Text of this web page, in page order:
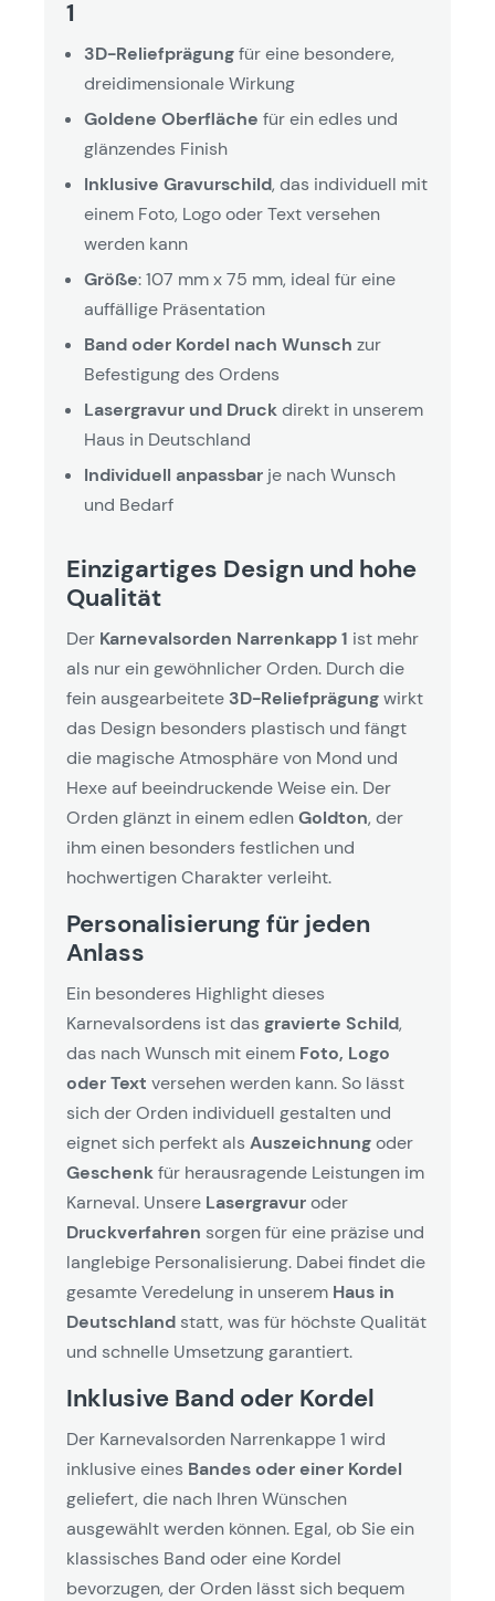
1
3D-Reliefprägungfür eine besondere,
dreidimensionale Wirkung
Goldene Oberfläche für ein edles und
glänzendes Finish
Inklusive Gravurschild, das individuell mit
einem Foto, Logo oder Text versehen
werden kann
Größe: 107 mm x 75 mm, ideal für eine
auffällige Präsentation
Band oder Kordel nach Wunsch zur
Befestigung des Ordens
Lasergravur und Druckdirekt in unserem
Haus in Deutschland
Individuell anpassbar je nach Wunsch
und Bedarf
Einzigartiges Design und hohe
Qualität
Der Karnevalsorden Narrenkapp 1 ist mehr
als nur ein gewöhnlicher Orden. Durch die
fein ausgearbeitete 3D-Reliefprägungwirkt
das Design besonders plastisch und fängt
die magische Atmosphäre von Mond und
Hexe auf beeindruckende Weise ein. Der
Orden glänzt in einem edlenGoldton, der
ihm einen besonders festlichen und
hochwertigen Charakter verleiht.
Personalisierung für jeden
Anlass
Ein besonderes Highlight dieses
Karnevalsordens ist das gravierte Schild,
das nach Wunsch mit einem Foto, Logo
oder Text versehen werden kann. So lässt
sich der Orden individuell gestalten und
eignet sich perfekt als Auszeichnungoder
Geschenkfür herausragende Leistungen im
Karneval. Unsere Lasergravuroder
Druckverfahren sorgen für eine präzise und
langlebige Personalisierung. Dabei findet die
gesamte Veredelung in unserem Haus in
Deutschland statt, was für höchste Qualität
und schnelle Umsetzung garantiert.
Inklusive Band oder Kordel
Der Karnevalsorden Narrenkappe 1 wird
inklusive eines Bandes oder einer Kordel
geliefert, die nach Ihren Wünschen
ausgewählt werden können. Egal, ob Sie ein
klassisches Band oder eine Kordel
bevorzugen, der Orden lässt sich bequem